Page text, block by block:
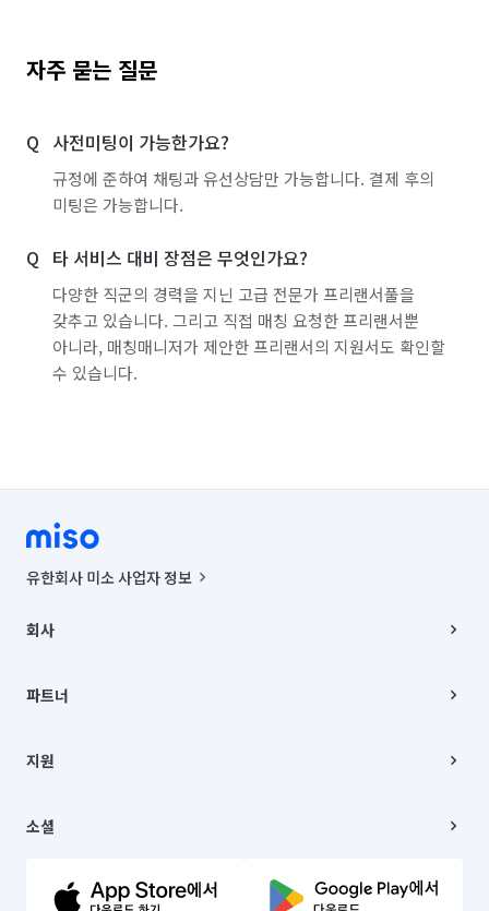
자주 묻는 질문
사전미팅이 가능한가요?
규정에 준하여 채팅과 유선상담만 가능합니다. 결제 후의
미팅은 가능합니다.
타 서비스 대비 장점은 무엇인가요?
다양한 직군의 경력을 지닌 고급 전문가 프리랜서풀을
갖추고 있습니다. 그리고 직접 매칭 요청한 프리랜서뿐
아니라, 매칭매니저가 제안한 프리랜서의 지원서도 확인할
수 있습니다.
유한회사 미소 사업자 정보
00019 |
주소 | 본사: 서울특별시 종로구 율곡로 6(중학동, 트윈트리빌딩) B동 5층
컨택센터 : 서울특별시 종로구 수송동 율곡로 24, 7층, 8층 미소
상품, 상품정보, 거래에 관한 의무와 책임은 거래당사자에게 있습니다.
언론 보도 관련 문의:
© 유한회사 미소. Miso, Inc. All Rights Reserved.
회사
채용
파트너
이사
지원
이용약관
문의하기
소셜
유튜브